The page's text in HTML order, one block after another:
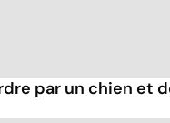
par un chien et